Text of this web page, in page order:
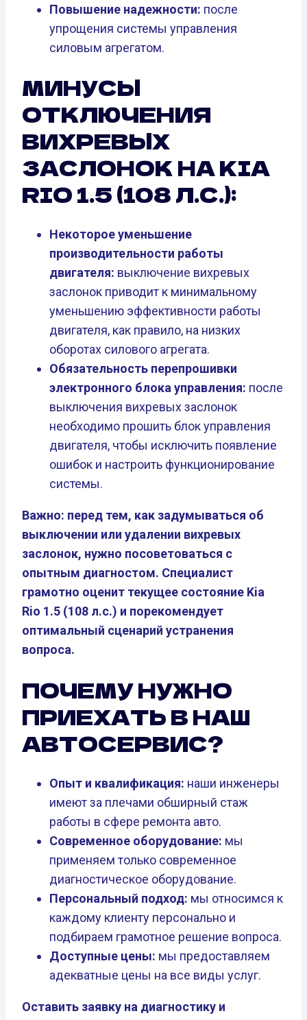
Повышение надежности: после
упрощения системы управления
силовым агрегатом.
МИНУСЫ
ОТКЛЮЧЕНИЯ
ВИХРЕВЫХ
ЗАСЛОНОК НА KIA
RIO 1.5 (108 Л.С.):
Некоторое уменьшение
производительности работы
двигателя: выключение вихревых
заслонок приводит к минимальному
уменьшению эффективности работы
двигателя, как правило, на низких
оборотах силового агрегата.
Обязательность перепрошивки
электронного блока управления: после
выключения вихревых заслонок
необходимо прошить блок управления
двигателя, чтобы исключить появление
ошибок и настроить функционирование
системы.
Важно: перед тем, как задумываться об
выключении или удалении вихревых
заслонок, нужно посоветоваться с
опытным диагностом. Специалист
грамотно оценит текущее состояние Kia
Rio 1.5 (108 л.с.) и порекомендует
оптимальный сценарий устранения
вопроса.
ПОЧЕМУ НУЖНО
ПРИЕХАТЬ В НАШ
АВТОСЕРВИС?
Опыт и квалификация: наши инженеры
имеют за плечами обширный стаж
работы в сфере ремонта авто.
Современное оборудование: мы
применяем только современное
диагностическое оборудование.
Персональный подход: мы относимся к
каждому клиенту персонально и
подбираем грамотное решение вопроса.
Доступные цены: мы предоставляем
адекватные цены на все виды услуг.
Оставить заявку на диагностику и